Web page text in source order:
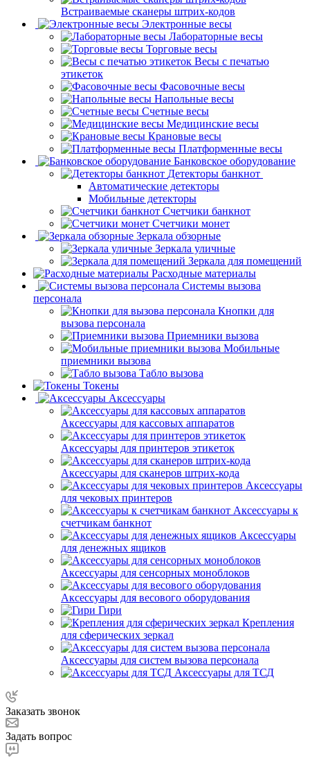
Встраиваемые сканеры штрих-кодов
Электронные весы
Лабораторные весы
Торговые весы
Весы с печатью
этикеток
Фасовочные весы
Напольные весы
Счетные весы
Медицинские весы
Крановые весы
Платформенные весы
Банковское оборудование
Детекторы банкнот
Автоматические детекторы
Мобильные детекторы
Счетчики банкнот
Счетчики монет
Зеркала обзорные
Зеркала уличные
Зеркала для помещений
Расходные материалы
Системы вызова
персонала
Кнопки для
вызова персонала
Приемники вызова
Мобильные
приемники вызова
Табло вызова
Токены
Аксессуары
Аксессуары для кассовых аппаратов
Аксессуары для принтеров этикеток
Аксессуары для сканеров штрих-кода
Аксессуары
для чековых принтеров
Аксессуары к
счетчикам банкнот
Аксессуары
для денежных ящиков
Аксессуары для сенсорных моноблоков
Аксессуары для весового оборудования
Гири
Крепления
для сферических зеркал
Аксессуары для систем вызова персонала
Аксессуары для ТСД
Заказать звонок
Задать вопрос